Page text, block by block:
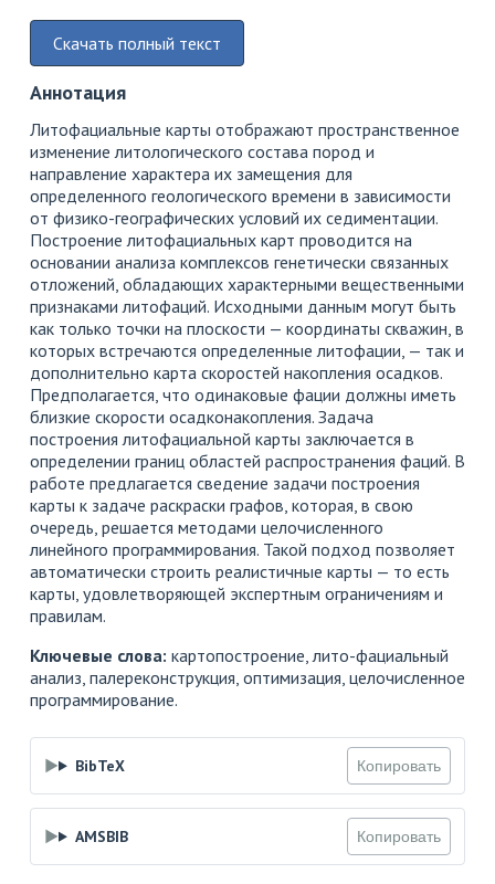
Скачать полный текст
Аннотация
Литофациальные карты отображают пространственное
изменение литологического состава пород и
направление характера их замещения для
определенного геологического времени в зависимости
от физико-географических условий их седиментации.
Построение литофациальных карт проводится на
основании анализа комплексов генетически связанных
отложений, обладающих характерными вещественными
признаками литофаций. Исходными данным могут быть
как только точки на плоскости — координаты скважин, в
которых встречаются определенные литофации, — так и
дополнительно карта скоростей накопления осадков.
Предполагается, что одинаковые фации должны иметь
близкие скорости осадконакопления. Задача
построения литофациальной карты заключается в
определении границ областей распространения фаций. В
работе предлагается сведение задачи построения
карты к задаче раскраски графов, которая, в свою
очередь, решается методами целочисленного
линейного программирования. Такой подход позволяет
автоматически строить реалистичные карты — то есть
карты, удовлетворяющей экспертным ограничениям и
правилам.
Ключевые слова: картопостроение, лито-фациальный
анализ, палереконструкция, оптимизация, целочисленное
программирование.
BibTeX Копировать
AMSBIB Копировать